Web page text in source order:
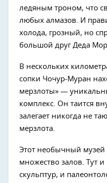
ледяным троном, что
любых алмазов. И
холода, грозный, но
большой друг Деда
В нескольких
сопки Чочур-Муран
мерзлоты» —
комплекс. Он таится
залегает никогда не
мерзлота.
Этот необычный музей
множество залов. Тут
скульптур, и